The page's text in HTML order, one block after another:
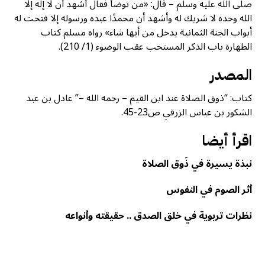
صلى الله عليه وسلم – قال: «من توضأ فقال أشهد أن لا إله إلا
الله وحده لا شريك له وأشهد أن محمدًا عبده ورسوله إلا فتحت له
أبواب الجنة الثمانية يدخل من أيها شاء» رواه مسلم كتاب
الطهارة باب الذكر المستحب عقب الوضوء (1/ 210).
المصدر
كتاب: “ذوق الصلاة عند ابن القيم – رحمه الله –” عادل بن عبد
الشكور بن عباس الزرقي ص23-45.
اقرأ أيضا
نبذة يسيرة في ذَوق الصلاة
أثر الصوم في النفوس
نظرات تربوية في خلق الصدق .. حقيقته وأنواعه